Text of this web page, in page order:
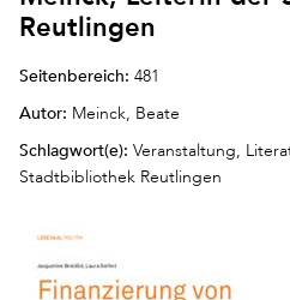
Reutlingen
Seitenbereich: 481
Autor: Meinck, Beate
Schlagwort(e): Veranstaltung,
Stadtbibliothek Reutlingen